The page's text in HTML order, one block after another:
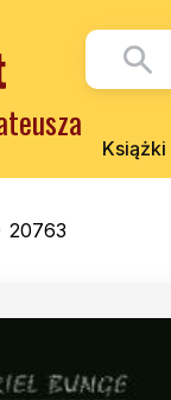
Książki
20763